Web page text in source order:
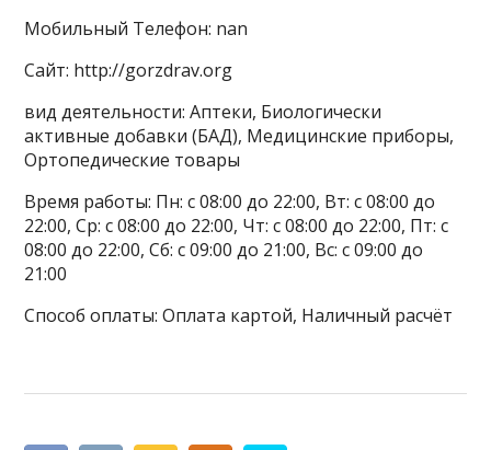
Мобильный Телефон: nan
Сайт: http://gorzdrav.org
вид деятельности: Аптеки, Биологически
активные добавки (БАД), Медицинские приборы,
Ортопедические товары
Время работы: Пн: с 08:00 до 22:00, Вт: с 08:00 до
22:00, Ср: с 08:00 до 22:00, Чт: с 08:00 до 22:00, Пт: с
08:00 до 22:00, Сб: с 09:00 до 21:00, Вс: с 09:00 до
21:00
Способ оплаты: Оплата картой, Наличный расчёт